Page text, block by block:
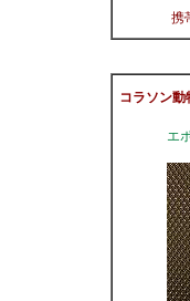
携
コラソン
エ